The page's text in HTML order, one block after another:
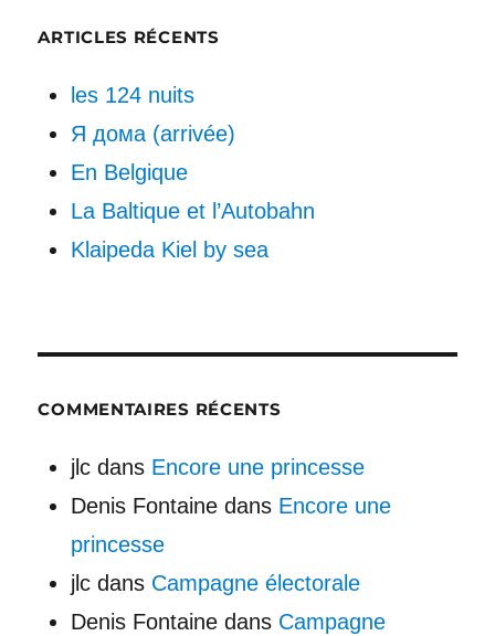
ARTICLES RÉCENTS
les 124 nuits
Я дома (arrivée)
En Belgique
La Baltique et l’Autobahn
Klaipeda Kiel by sea
COMMENTAIRES RÉCENTS
jlc dans Encore une princesse
Denis Fontaine dans Encore une
princesse
jlc dans Campagne électorale
Denis Fontaine dans Campagne